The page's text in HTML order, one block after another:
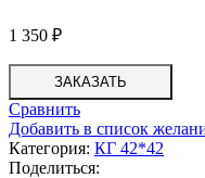
1 350 ₽
ЗАКАЗАТЬ
Сравнить
Добавить в список
Категория: КГ 42*42
Поделиться: